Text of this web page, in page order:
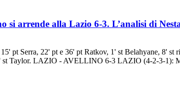
si arrende alla Lazio 6-3. L’analisi di
pt Serra, 22' pt e 36' pt Ratkov, 1' st Belahyane, 8' st
st Taylor. LAZIO - AVELLINO 6-3 LAZIO (4-2-3-1):